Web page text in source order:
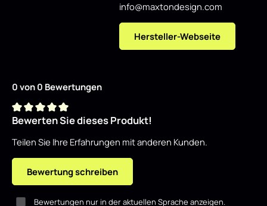
info@maxtondesign.com
Hersteller-Webseite
0 von 0 Bewertungen
Durchschnittliche Bewertung von 0 von 5 Sternen
Bewerten Sie dieses Produkt!
Teilen Sie Ihre Erfahrungen mit anderen Kunden.
Bewertung schreiben
Bewertungen nur in der aktuellen Sprache anzeigen.